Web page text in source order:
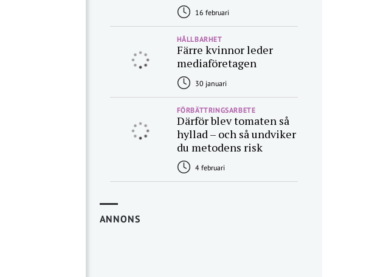
16 februari
HÅLLBARHET
Färre kvinnor leder
mediaföretagen
30 januari
FÖRBÄTTRINGSARBETE
Därför blev tomaten så
hyllad – och så undviker
du metodens risk
4 februari
ANNONS